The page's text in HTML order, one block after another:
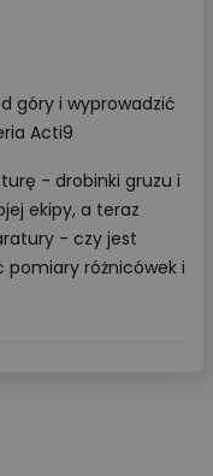
góry i wyprowadzić
Acti9
- drobinki gruzu i
ekipy, a teraz
- czy jest
pomiary różnicówek i